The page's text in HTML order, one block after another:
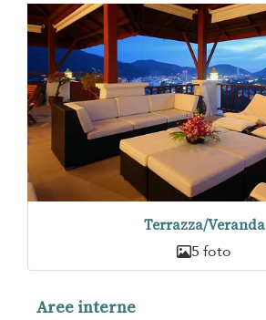
Terrazza/Veranda
5 foto
Aree interne